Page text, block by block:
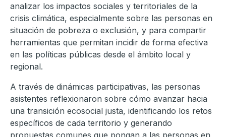
analizar los impactos sociales y territoriales de la
crisis climática, especialmente sobre las personas en
situación de pobreza o exclusión, y para compartir
herramientas que permitan incidir de forma efectiva
en las políticas públicas desde el ámbito local y
regional.
A través de dinámicas participativas, las personas
asistentes reflexionaron sobre cómo avanzar hacia
una transición ecosocial justa, identificando los retos
específicos de cada territorio y generando
propuestas comunes que pongan a las personas en